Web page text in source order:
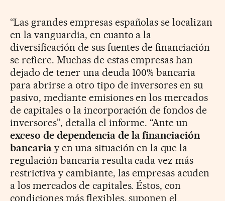
“Las grandes empresas españolas se localizan
en la vanguardia, en cuanto a la
diversificación de sus fuentes de financiación
se refiere. Muchas de estas empresas han
dejado de tener una deuda 100% bancaria
para abrirse a otro tipo de inversores en su
pasivo, mediante emisiones en los mercados
de capitales o la incorporación de fondos de
inversores”, detalla el informe. “Ante un
exceso de dependencia de la financiación
bancaria y en una situación en la que la
regulación bancaria resulta cada vez más
restrictiva y cambiante, las empresas acuden
a los mercados de capitales. Éstos, con
condiciones más flexibles, suponen el